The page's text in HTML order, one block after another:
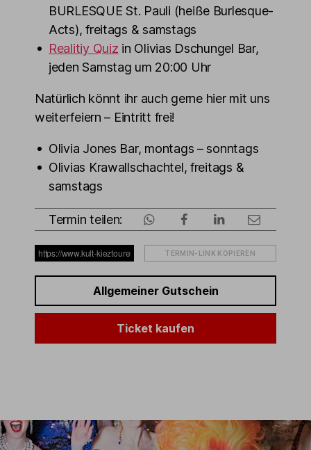
BURLESQUE St. Pauli (heiße Burlesque-
Acts), freitags & samstags
Realitiy Quiz in Olivias Dschungel Bar,
jeden Samstag um 20:00 Uhr
Natürlich könnt ihr auch gerne hier mit uns
weiterfeiern – Eintritt frei!
Olivia Jones Bar, montags – sonntags
Olivias Krawallschachtel, freitags &
samstags
Termin teilen:
TERMIN-LINK KOPIEREN
Allgemeiner Gutschein
Ticket kaufen